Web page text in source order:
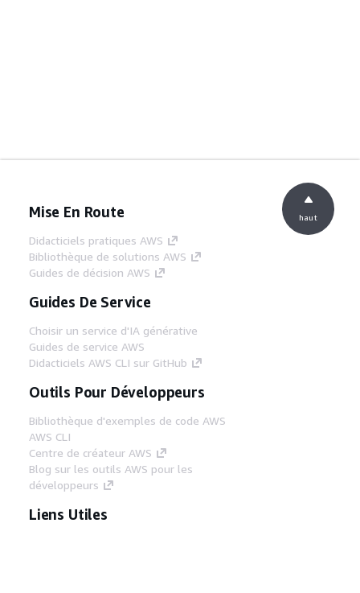
Mise En Route
Didacticiels pratiques AWS
Bibliothèque de solutions AWS
Guides de décision AWS
Guides De Service
Choisir un service d'IA générative
Guides de service AWS
Didacticiels AWS CLI sur GitHub
Outils Pour Développeurs
Bibliothèque d'exemples de code AWS
AWS CLI
Centre de créateur AWS
Blog sur les outils AWS pour les
développeurs
Liens Utiles
haut